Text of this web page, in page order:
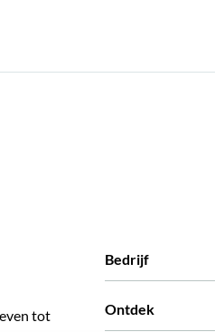
tot
Bedrijf
Ontdek